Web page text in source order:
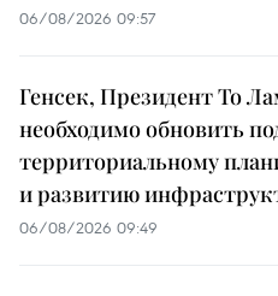
06/08/2026 09:57
Генсек, Президент То
необходимо обновить
территориальному
и развитию
06/08/2026 09:49